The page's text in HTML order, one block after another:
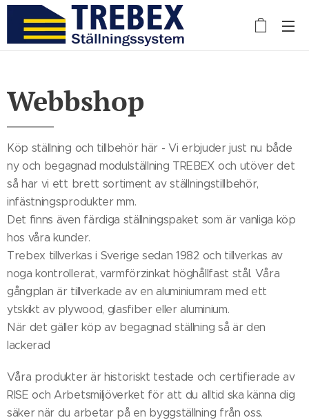
Webbshop
Köp ställning och tillbehör här - Vi erbjuder just nu både
ny och begagnad modulställning TREBEX och utöver det
så har vi ett brett sortiment av ställningstillbehör,
infästningsprodukter mm.
Det finns även färdiga ställningspaket som är vanliga köp
hos våra kunder.
Trebex tillverkas i Sverige sedan 1982 och tillverkas av
noga kontrollerat, varmförzinkat höghållfast stål. Våra
gångplan är tillverkade av en aluminiumram med ett
ytskikt av plywood, glasfiber eller aluminium.
När det gäller köp av begagnad ställning så är den
lackerad
V¨åra produkter är historiskt testade och certifierade av
RISE och Arbetsmiljöverket för att du alltid ska känna dig
säker när du arbetar på en byggställning från oss.